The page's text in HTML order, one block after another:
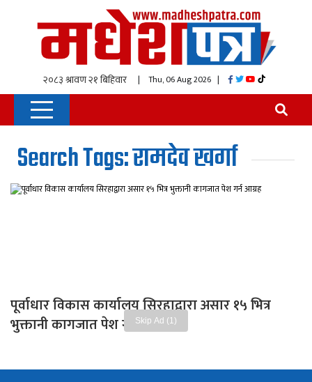
Skip Ad (1)
| Thu, 06 Aug 2026 |
Search Tags: रामदेव खर्गा
पूर्वाधार विकास कार्यालय सिरहाद्वारा असार १५ भित्र
भुक्तानी कागजात पेश गर्न आग्रह